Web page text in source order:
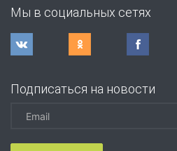
Мы в социальных сетях
Подписаться на новости